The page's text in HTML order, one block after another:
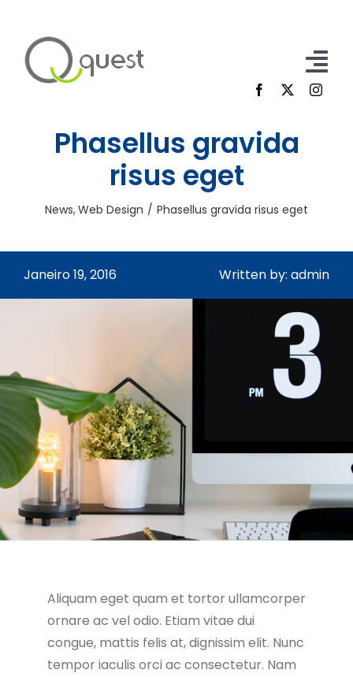
content
Sobre Nós
FAQ
Inscrição/Login
Phasellus gravida
risus eget
News Web Design Phasellus gravida risus eget
Janeiro 19, 2016 Written by: admin
Aliquam eget quam et tortor ullamcorper
ornare ac vel odio. Etiam vitae dui
congue, mattis felis at, dignissim elit. Nunc
tempor iaculis orci ac consectetur. Nam